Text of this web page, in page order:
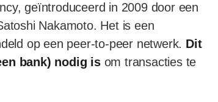
geïntroduceerd in 2009 door een
Nakamoto. Het is een
op een peer-to-peer netwerk. Dit
bank) nodig isom transacties te